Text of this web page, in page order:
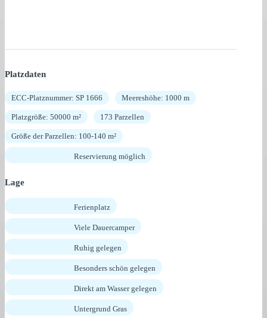
Platzdaten
ECC-Platznummer: SP 1666 Meereshöhe: 1000 m
Platzgröße: 50000 m² 173 Parzellen
Größe der Parzellen: 100-140 m²
Reservierung möglich
Lage
Ferienplatz
Viele Dauercamper
Ruhig gelegen
Besonders schön gelegen
Direkt am Wasser gelegen
Untergrund Gras